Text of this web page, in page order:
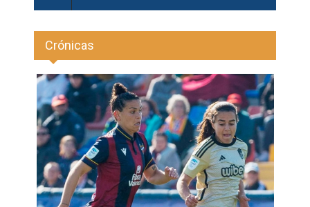
Crónicas